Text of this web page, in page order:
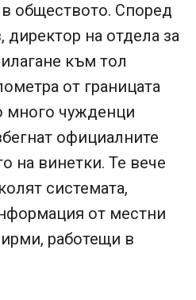
обществото. Според
на отдела за
към тол
от границата
много чужденци
официалните
на винетки. Те вече
системата,
от местни
работещи в